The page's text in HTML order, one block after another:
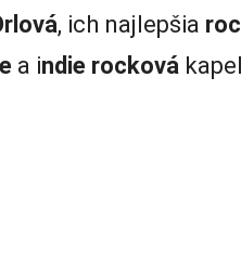
, ich najlepšia
a indie rocková